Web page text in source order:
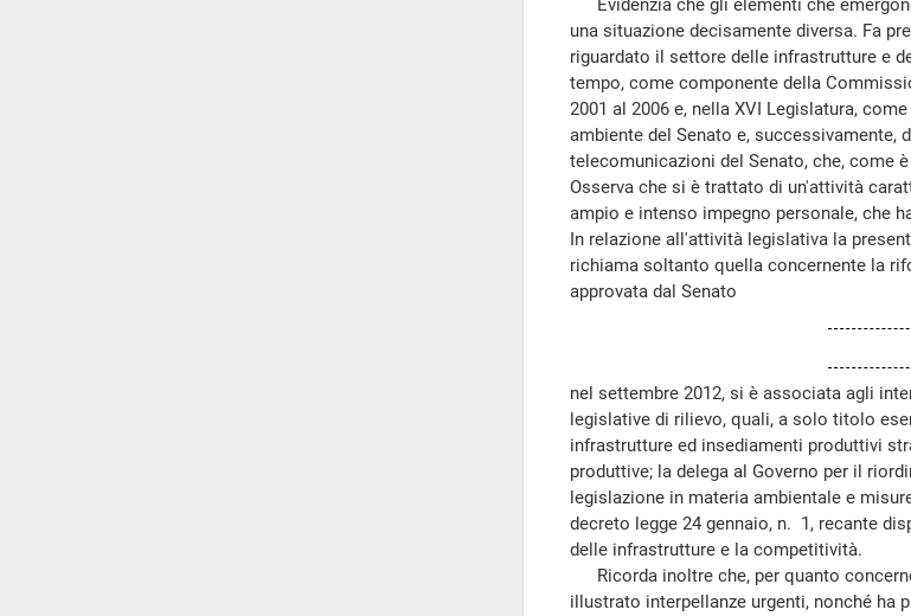
Evidenzia che gli elementi che
una situazione decisamente diversa. Fa
riguardato il settore delle infrastrutture e
tempo, come componente della
2001 al 2006 e, nella XVI Legislatura,
ambiente del Senato e, successivamente,
telecomunicazioni del Senato, che, come
Osserva che si è trattato di un'attività
ampio e intenso impegno personale, che
In relazione all'attività legislativa la
richiama soltanto quella concernente la
approvata dal Senato
nel settembre 2012, si è associata agli
legislative di rilievo, quali, a solo titolo
infrastrutture ed insediamenti produttivi
produttive; la delega al Governo per il
legislazione in materia ambientale e
decreto legge 24 gennaio, n. 1, recante
delle infrastrutture e la competitività.
Ricorda inoltre che, per quanto
illustrato interpellanze urgenti, nonché ha